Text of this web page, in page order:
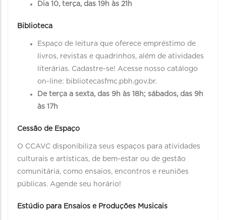
Dia 10, terça, das 19h às 21h
Biblioteca
Espaço de leitura que oferece empréstimo de
livros, revistas e quadrinhos, além de atividades
literárias. Cadastre-se! Acesse nosso catálogo
on-line: bibliotecasfmc.pbh.gov.br.
De terça a sexta, das 9h às 18h; sábados, das 9h
às 17h
Cessão de Espaço
O CCAVC disponibiliza seus espaços para atividades
culturais e artísticas, de bem-estar ou de gestão
comunitária, como ensaios, encontros e reuniões
públicas. Agende seu horário!
Estúdio para Ensaios e Produções Musicais